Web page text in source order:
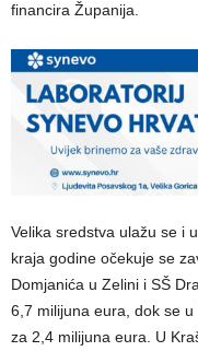
financira Županija.
Velika sredstva ulažu se i
kraja godine očekuje se
Domjanića u Zelini i SŠ
6,7 milijuna eura, dok se
za 2,4 milijuna eura. U